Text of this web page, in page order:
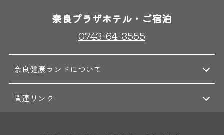
奈良プラザホテル・ご宿泊
0743-64-3555
奈良健康ランドについて
関連リンク